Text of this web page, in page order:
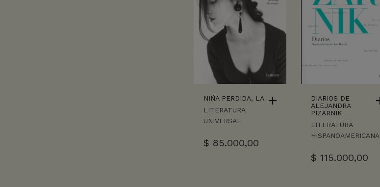
NIÑA PERDIDA, LA
LITERATURA
UNIVERSAL
$ 85.000,00
DIARIOS DE
ALEJANDRA
PIZARNIK
LITERATURA
HISPANOAMERICANA
$ 115.000,00